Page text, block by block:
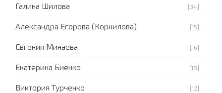
Галина Шилова [34]
Александра Егорова (Корнилова) [15]
Евгения Минаева [16]
Екатерина Биенко [18]
Виктория Турченко [12]